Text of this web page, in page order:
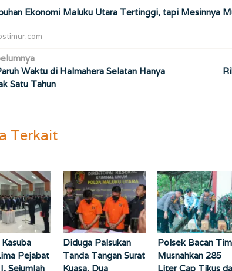
Ekonomi Maluku Utara Tertinggi, tapi Mesinnya
Waktu di Halmahera Selatan Hanya
Satu Tahun
Terkait
Pejabat
Sejumlah
Diduga Palsukan
Tanda Tangan Surat
Kuasa, Dua
Polsek Bacan
Musnahkan 285
Liter Cap Tikus